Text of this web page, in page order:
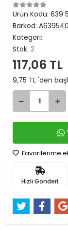
Ürün Kodu: 639
Barkod:
Kategori:
Stok: 2
117,06 TL
9,75 TL 'den
Favorilerime
Hızlı Gönderi